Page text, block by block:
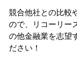
競合他社との比較
ので、リコーリー
の他金融業を志望
ださい！